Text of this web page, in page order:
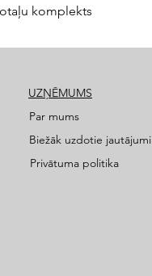
komplekts
UZŅĒMUMS
Par mums
Biežāk uzdotie jautājumi
Privātuma politika